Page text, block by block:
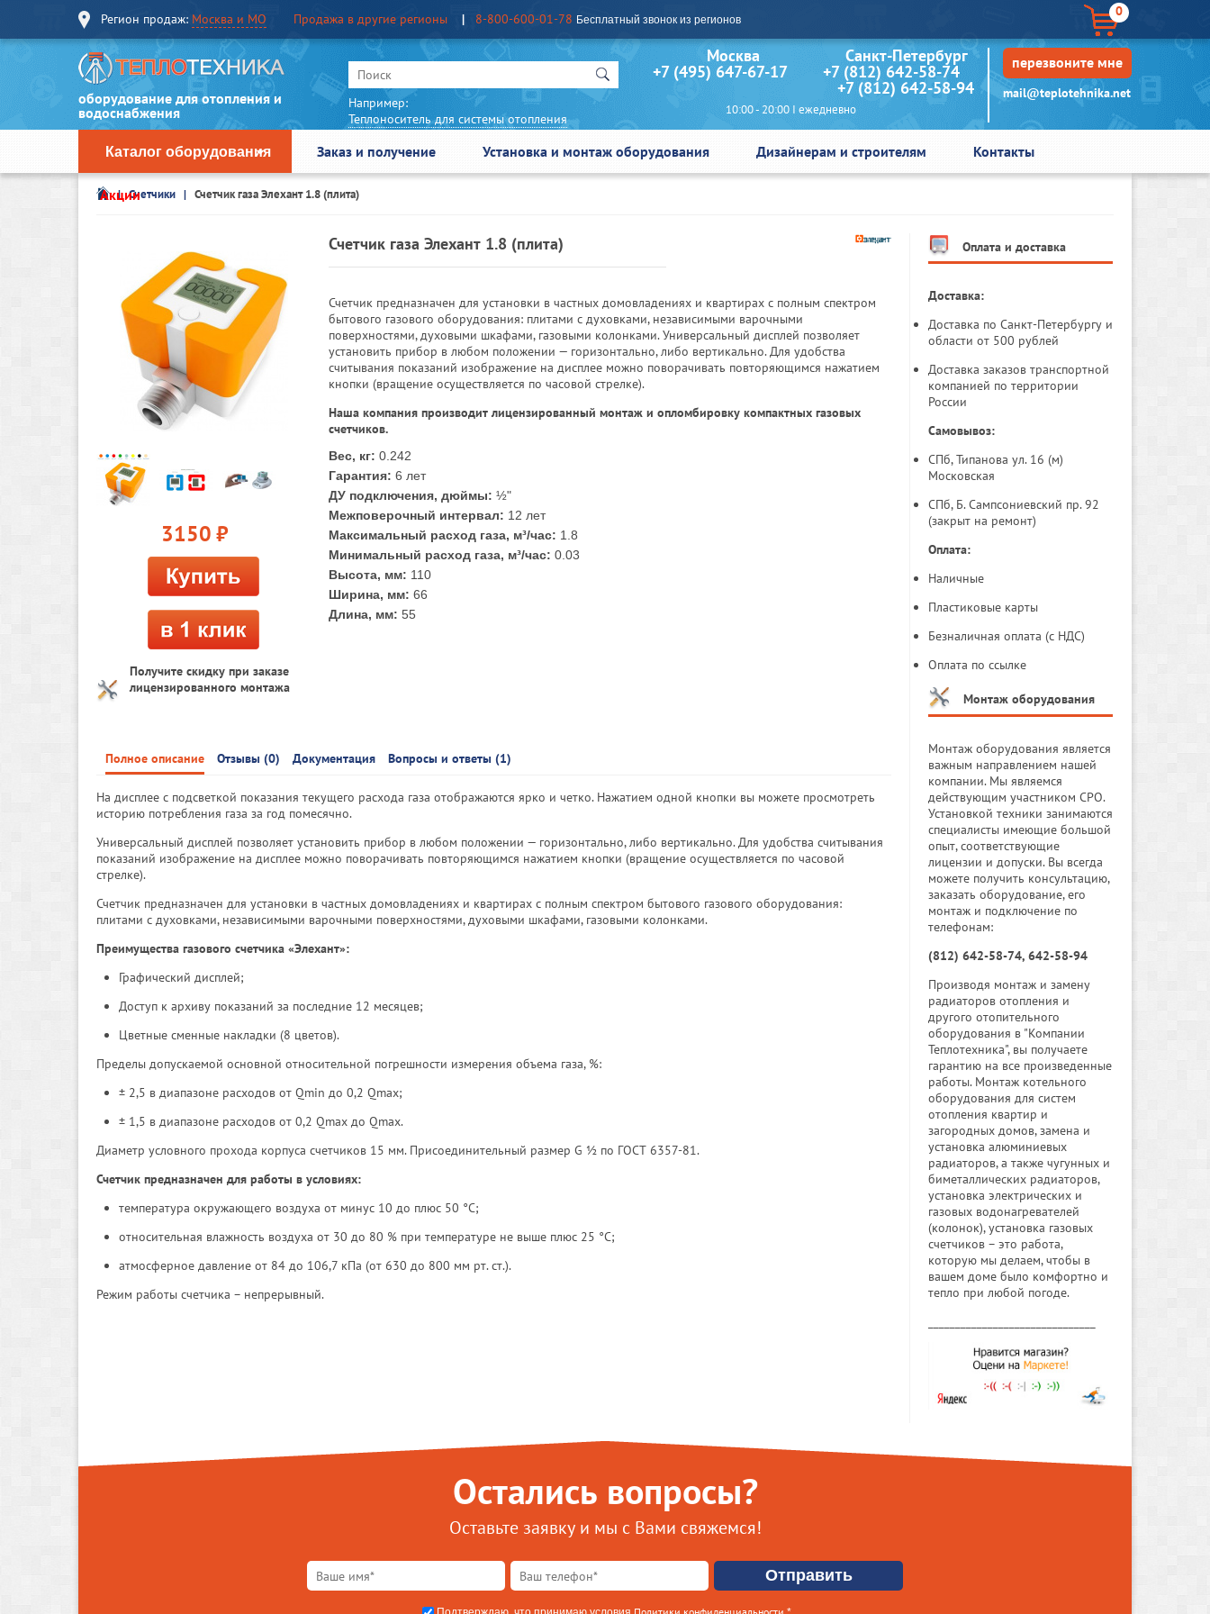
Регион продаж: Москва и МО Продажа в другие регионы 8-800-600-01-78 Бесплатный звонок из регионов
0
оборудование для отопления и
водоснабжения
Например:
Теплоноситель для системы отопления
Москва Санкт-Петербург
+7 (495) 647-67-17 +7 (812) 642-58-74
+7 (812) 642-58-94
10:00 - 20:00 I ежедневно
перезвоните мне
mail@teplotehnika.net
Каталог оборудования Заказ и получение Установка и монтаж оборудования Дизайнерам и строителям Контакты
АкцииСчетчики Счетчик газа Элехант 1.8 (плита)
3150 руб.
Получите скидку при заказе
лицензированного монтажа
Счетчик газа Элехант 1.8 (плита)
Счетчик предназначен для установки в частных домовладениях и квартирах с полным спектром
бытового газового оборудования: плитами с духовками, независимыми варочными
поверхностями, духовыми шкафами, газовыми колонками. Универсальный дисплей позволяет
установить прибор в любом положении — горизонтально, либо вертикально. Для удобства
считывания показаний изображение на дисплее можно поворачивать повторяющимся нажатием
кнопки (вращение осуществляется по часовой стрелке).
Наша компания производит лицензированный монтаж и опломбировку компактных газовых
счетчиков.
Вес, кг: 0.242
Гарантия: 6 лет
ДУ подключения, дюймы: ½"
Межповерочный интервал: 12 лет
Максимальный расход газа, м³/час: 1.8
Минимальный расход газа, м³/час: 0.03
Высота, мм: 110
Ширина, мм: 66
Длина, мм: 55
Полное описание Отзывы (0) Документация Вопросы и ответы (1)
На дисплее с подсветкой показания текущего расхода газа отображаются ярко и четко. Нажатием одной кнопки вы можете просмотреть
историю потребления газа за год помесячно.
Универсальный дисплей позволяет установить прибор в любом положении — горизонтально, либо вертикально. Для удобства считывания
показаний изображение на дисплее можно поворачивать повторяющимся нажатием кнопки (вращение осуществляется по часовой
стрелке).
Счетчик предназначен для установки в частных домовладениях и квартирах с полным спектром бытового газового оборудования:
плитами с духовками, независимыми варочными поверхностями, духовыми шкафами, газовыми колонками.
Преимущества газового счетчика «Элехант»:
Графический дисплей;
Доступ к архиву показаний за последние 12 месяцев;
Цветные сменные накладки (8 цветов).
Пределы допускаемой основной относительной погрешности измерения объема газа, %:
± 2,5 в диапазоне расходов от Qmin до 0,2 Qmax;
± 1,5 в диапазоне расходов от 0,2 Qmax до Qmax.
Диаметр условного прохода корпуса счетчиков 15 мм. Присоединительный размер G ½ по ГОСТ 6357-81.
Счетчик предназначен для работы в условиях:
температура окружающего воздуха от минус 10 до плюс 50 °С;
относительная влажность воздуха от 30 до 80 % при температуре не выше плюс 25 °С;
атмосферное давление от 84 до 106,7 кПа (от 630 до 800 мм рт. ст.).
Режим работы счетчика – непрерывный.
Оплата и доставка
Доставка:
Доставка по Санкт-Петербургу и
области от 500 рублей
Доставка заказов транспортной
компанией по территории
России
Самовывоз:
СПб, Типанова ул. 16 (м)
Московская
СПб, Б. Сампсониевский пр. 92
(закрыт на ремонт)
Оплата:
Наличные
Пластиковые карты
Безналичная оплата (с НДС)
Оплата по ссылке
Монтаж оборудования
Монтаж оборудования является
важным направлением нашей
компании. Мы являемся
действующим участником СРО.
Установкой техники занимаются
специалисты имеющие большой
опыт, соответствующие
лицензии и допуски. Вы всегда
можете получить консультацию,
заказать оборудование, его
монтаж и подключение по
телефонам:
(812) 642-58-74, 642-58-94
Производя монтаж и замену
радиаторов отопления и
другого отопительного
оборудования в "Компании
Теплотехника", вы получаете
гарантию на все произведенные
работы. Монтаж котельного
оборудования для систем
отопления квартир и
загородных домов, замена и
установка алюминиевых
радиаторов, а также чугунных и
биметаллических радиаторов,
установка электрических и
газовых водонагревателей
(колонок), установка газовых
счетчиков – это работа,
которую мы делаем, чтобы в
вашем доме было комфортно и
тепло при любой погоде.
Остались вопросы?
Оставьте заявку и мы с Вами свяжемся!